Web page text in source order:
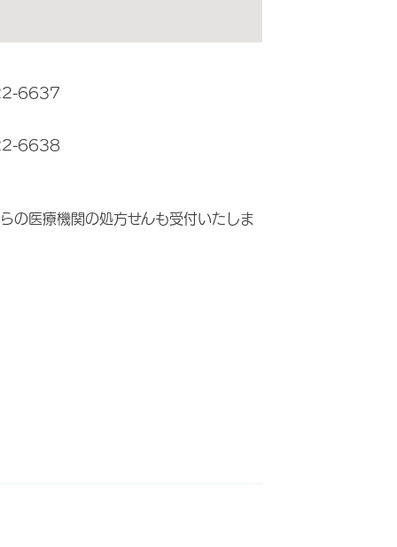
6637
6638
の医療機関の処方せんも受付いたしま